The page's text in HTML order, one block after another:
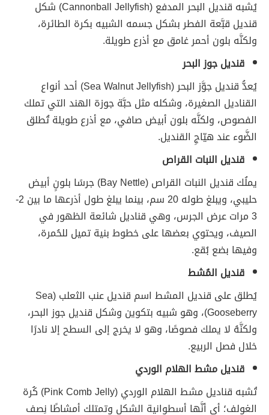
يُشبه قنديل البحر المدفع (Cannonball Jellyfish) شكل
قنديل قبَّعة الفطر بشكل جسمه الشبيه بكرة الطائرة،
ولكنَّه بلون أحمر غامق مع أذرع طويلة.
قنديل جوز البحر
يُعدُّ قنديل جوَّز البحر (Sea Walnut Jellyfish) أحد أنواع
القناديل الصغيرة، وشكله مثل حبَّة جوزة الهند التي تملك
الفصوص، ولكنَّه بلون أبيض صافي، مع أذرع طويلة تُطلق
الضَّوء عند هيّاجِ القنديل.
قنديل النبات القراص
يملُك قنديل النبات القراص (Bay Nettle) جرسًا بلونٍ أبيض
حليبي، ويبلغ طوله 20 سم، بينما يبلغ طول أذرعها ما بين 2-
3 مرات عرض الجرس، وهي قناديل شائعة الظهور في
الصيف، ويحتوي بعضها على خطوط بنية تميل للحُمرة،
وفيها بضع بُقع.
قنديل المُشط
يُطلق على قنديل المشط اسم قنديل عنب الثعلب (Sea
Gooseberry)، وهو شبيه بتكوين وشكل قنديل جوز البحر،
ولكنَّهُ لا يملك فصوصًا، وهو لا يخرج إلى السطح إلا نادرًا
خلال فصل الربيع.
قنديل مشط الهلام الوردي
تُشبه قناديل مشط الهلام الوردي (Pink Comb Jelly) كُرة
الغولف؛ أي أنَّها أسطوانية الشكل وتمتلك أمشاطًا نِصف